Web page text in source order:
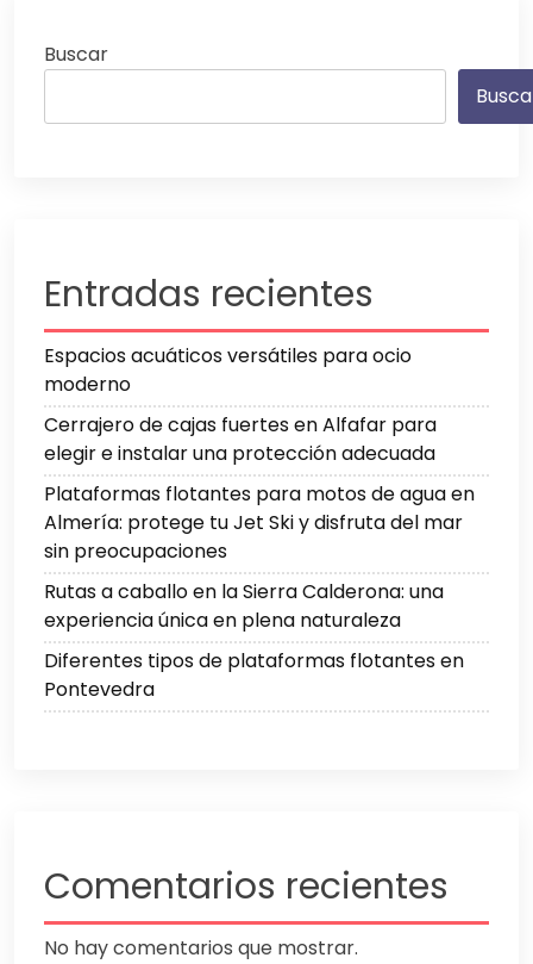
Buscar
Entradas recientes
Espacios acuáticos versátiles para ocio
moderno
Cerrajero de cajas fuertes en Alfafar para
elegir e instalar una protección adecuada
Plataformas flotantes para motos de agua en
Almería: protege tu Jet Ski y disfruta del mar
sin preocupaciones
Rutas a caballo en la Sierra Calderona: una
experiencia única en plena naturaleza
Diferentes tipos de plataformas flotantes en
Pontevedra
Comentarios recientes
No hay comentarios que mostrar.